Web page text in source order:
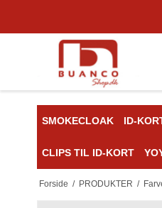
SMOKECLOAK ID-
CLIPS TIL ID-KORT
Forside / PRODUKTER /